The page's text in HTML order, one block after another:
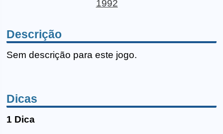
1992
Descrição
Sem descrição para este jogo.
Dicas
1 Dica